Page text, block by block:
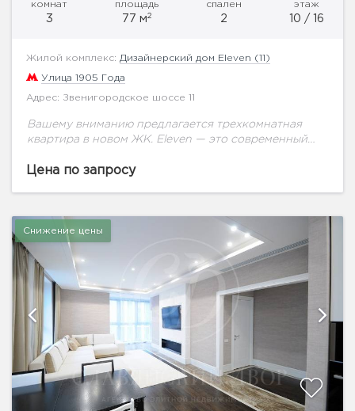
комнат
3
площадь
77 м2
спален
2
этаж
10 / 16
Жилой комплекс: Дизайнерский дом Eleven (11)
Улица 1905 Года
Адрес: Звенигородское шоссе 11
Вашему вниманию предлагается трехкомнатная
квартира в новом ЖК. Eleven — это современный
создать для жителей атмосферу непревзойденной
Цена по запросу
Снижение цены